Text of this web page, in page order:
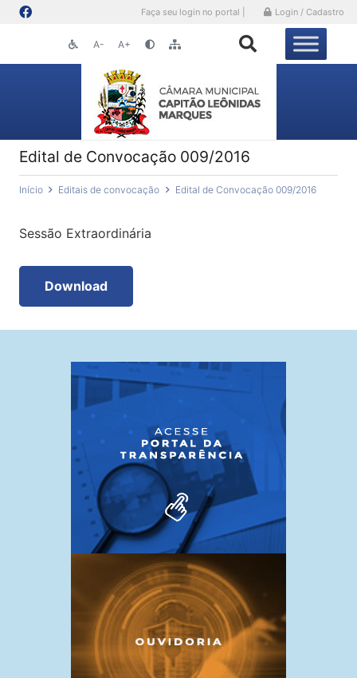
Faça seu login no portal | Login / Cadastro
A- A+
Edital de Convocação 009/2016
Início Editais de convocação Edital de Convocação 009/2016
Sessão Extraordinária
Download